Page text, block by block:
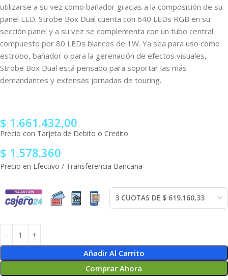
utilizarse a su vez como bañador gracias a la composición de su
panel LED. Strobe Box Dual cuenta con 640 LEDs RGB en su
sección panel y a su vez se complementa con un tubo central
compuesto por 80 LEDs blancos de 1W. Ya sea para uso como
estrobo, bañador o para la gerenación de efectos visuales,
Strobe Box Dual está pensado para soportar las más
demandantes y extensas jornadas de touring.
$ 1.661.432,00
Precio con Tarjeta de Debito o Credito
$ 1.578.360
Precio en Efectivo / Transferencia Bancaria
Añadir Al Carrito
Comprar Ahora